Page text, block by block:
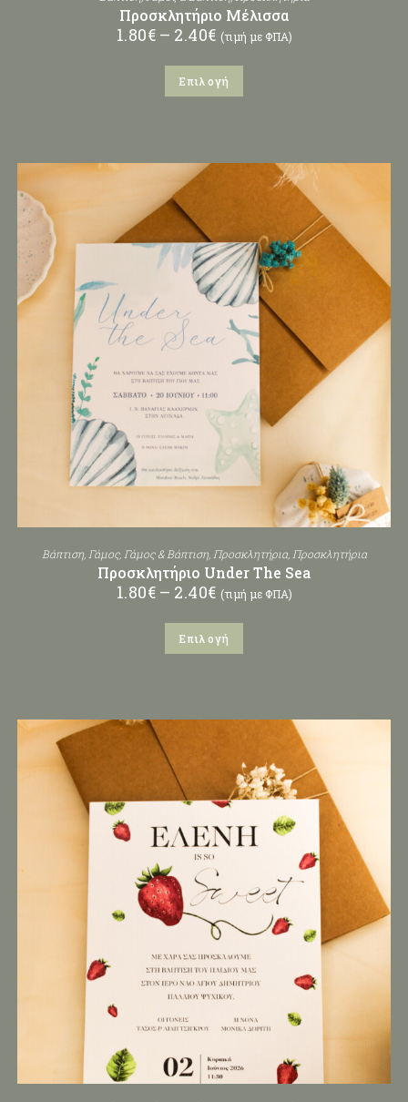
Προσκλητήριο Μέλισσα
1.80€ – 2.40€ (τιμή με ΦΠΑ)
Επιλογή
Βάπτιση, Γάμος, Γάμος & Βάπτιση, Προσκλητήρια, Προσκλητήρια
Προσκλητήριο Under The Sea
1.80€ – 2.40€ (τιμή με ΦΠΑ)
Επιλογή